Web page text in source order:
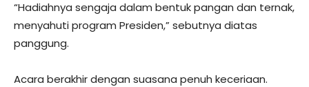
“Hadiahnya sengaja dalam bentuk pangan dan ternak,
menyahuti program Presiden,” sebutnya diatas
panggung.
Acara berakhir dengan suasana penuh keceriaan.